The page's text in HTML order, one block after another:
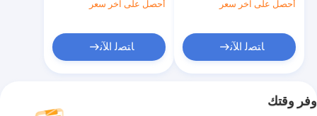
أحصل على آخر سعر
ﺎﺘﺼﻟ ﺍﻶﻧ
أحصل على آخر سعر
ﺎﺘﺼﻟ ﺍﻶﻧ
وفر وقتك